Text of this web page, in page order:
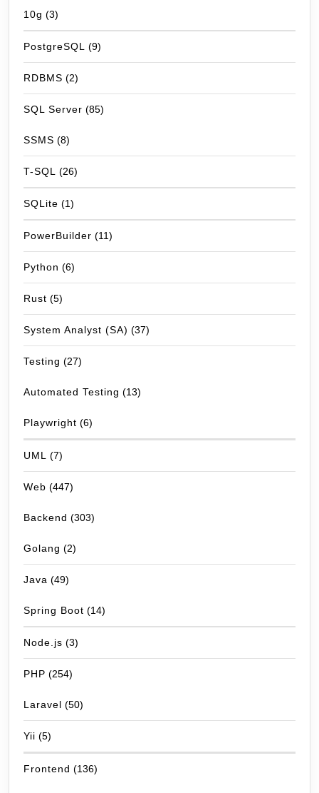
10g (3)
PostgreSQL (9)
RDBMS (2)
SQL Server (85)
SSMS (8)
T-SQL (26)
SQLite (1)
PowerBuilder (11)
Python (6)
Rust (5)
System Analyst (SA) (37)
Testing (27)
Automated Testing (13)
Playwright (6)
UML (7)
Web (447)
Backend (303)
Golang (2)
Java (49)
Spring Boot (14)
Node.js (3)
PHP (254)
Laravel (50)
Yii (5)
Frontend (136)